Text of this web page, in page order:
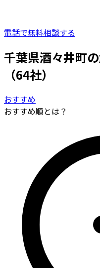
電話で無料相談する
千葉県酒々井町
（64社）
おすすめ
おすすめ順とは？